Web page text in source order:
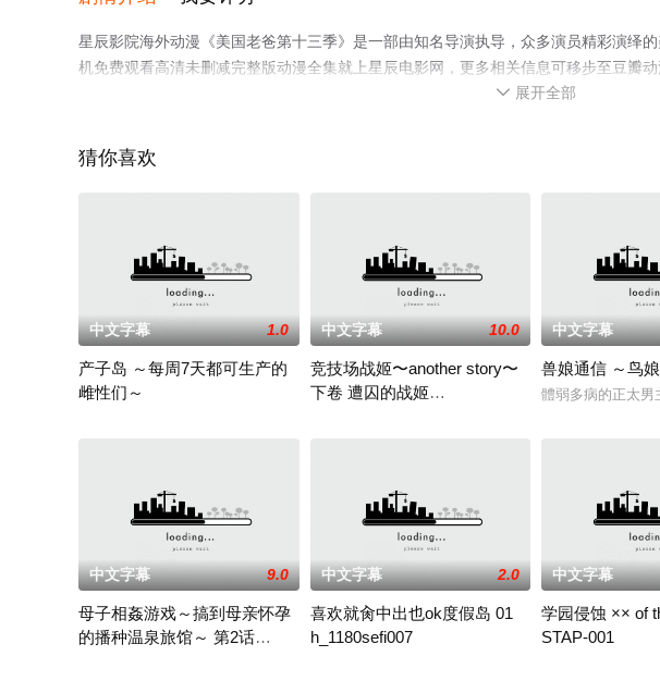
星辰影院海外动漫《美国老爸第十三季》是一部由知名导演执导，众多演员精彩演绎
机免费观看高清未删减完整版动漫全集就上星辰电影网，更多相关信息可移步至豆瓣动
 展开全部
猜你喜欢
中文字幕 1.0
产子岛 ～每周7天都可生产的
雌性们～
中文字幕 10.0
竞技场战姬〜another story〜
下卷 遭囚的战姬
在这大国的竞技场上、有位全身穿着剑斗士不该穿的
中文字幕
兽娘通信 ～鸟
體弱多病的正太男
中文字幕 9.0
母子相姦游戏～搞到母亲怀孕
的播种温泉旅馆～ 第2话
中文字幕 2.0
喜欢就肏中出也ok度假岛 01
h_1180sefi007
中文字幕
学园侵蚀 ×× of
STAP-001